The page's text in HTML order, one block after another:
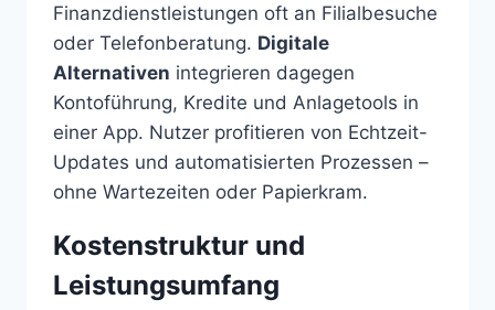
Finanzdienstleistungen oft an Filialbesuche
oder Telefonberatung. Digitale
Alternativen integrieren dagegen
Kontoführung, Kredite und Anlagetools in
einer App. Nutzer profitieren von Echtzeit-
Updates und automatisierten Prozessen –
ohne Wartezeiten oder Papierkram.
Kostenstruktur und
Leistungsumfang